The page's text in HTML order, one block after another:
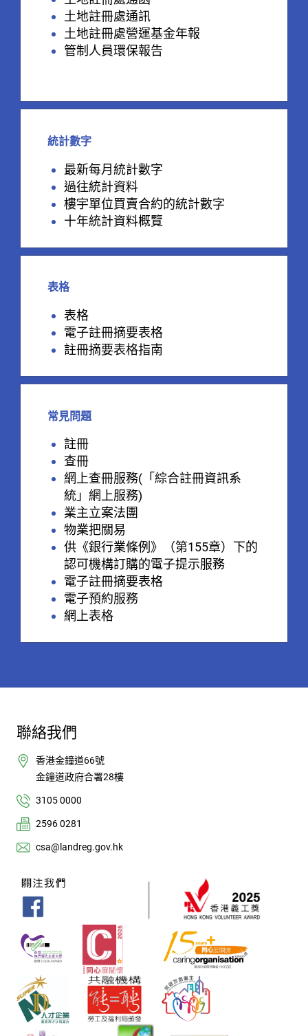
土地註冊處通訊
土地註冊處營運基金年報
管制人員環保報告
統計數字
最新每月統計數字
過往統計資料
樓宇單位買賣合約的統計數字
十年統計資料概覽
表格
表格
電子註冊摘要表格
註冊摘要表格指南
常見問題
註冊
查冊
網上查冊服務(「綜合註冊資訊系
統」網上服務)
業主立案法團
物業把關易
供《銀行業條例》（第155章）下的
認可機構訂購的電子提示服務
電子註冊摘要表格
電子預約服務
網上表格
聯絡我們
香港金鐘道66號
金鐘道政府合署28樓
3105 0000
2596 0281
csa@landreg.gov.hk